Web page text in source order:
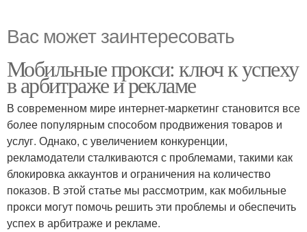
Вас может заинтересовать
Мобильные прокси: ключ к успеху
в арбитраже и рекламе
В современном мире интернет-маркетинг становится все
более популярным способом продвижения товаров и
услуг. Однако, с увеличением конкуренции,
рекламодатели сталкиваются с проблемами, такими как
блокировка аккаунтов и ограничения на количество
показов. В этой статье мы рассмотрим, как мобильные
прокси могут помочь решить эти проблемы и обеспечить
успех в арбитраже и рекламе.